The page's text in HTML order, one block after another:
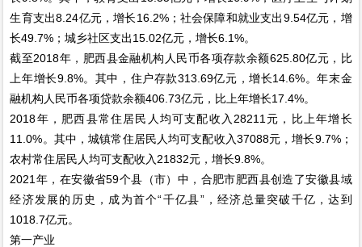
生育支出8.24亿元，增长16.2%；社会保障和就业支出9.54亿元，增
长49.7%；城乡社区支出15.02亿元，增长6.1%。
截至2018年，肥西县金融机构人民币各项存款余额625.80亿元，比
上年增长9.8%。其中，住户存款313.69亿元，增长14.6%。年末金
融机构人民币各项贷款余额406.73亿元，比上年增长17.4%。
2018年，肥西县常住居民人均可支配收入28211元，比上年增长
11.0%。其中，城镇常住居民人均可支配收入37088元，增长9.7%；
农村常住居民人均可支配收入21832元，增长9.8%。
2021年，在安徽省59个县（市）中，合肥市肥西县创造了安徽县域
经济发展的历史，成为首个“千亿县”，经济总量突破千亿，达到
1018.7亿元。
第一产业